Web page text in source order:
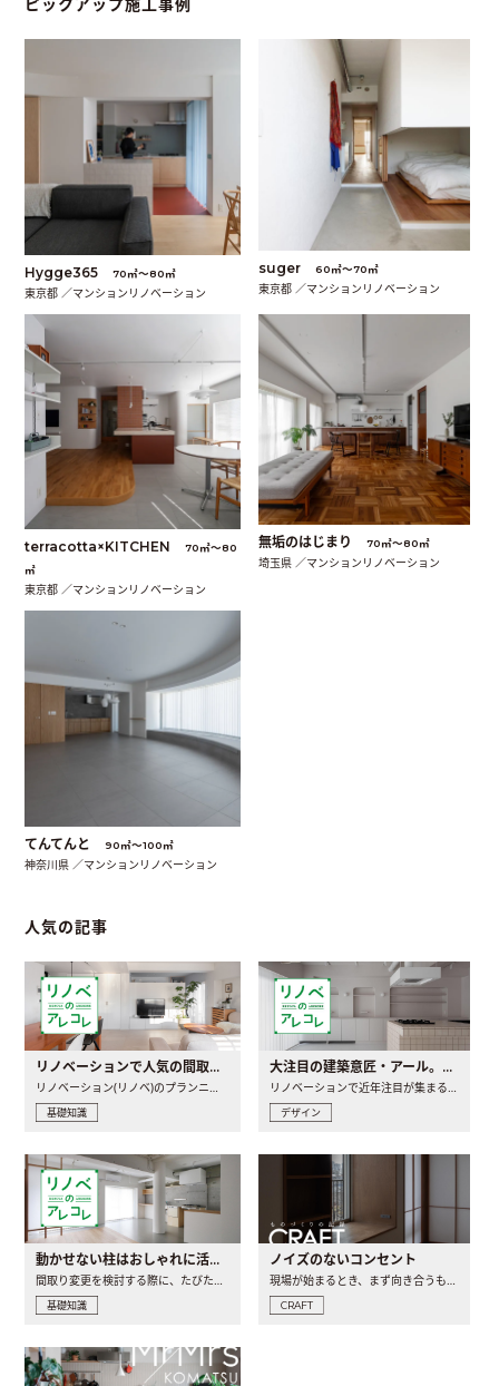
Hygge365 70㎡〜80㎡
東京都 ／マンションリノベーション
suger 60㎡〜70㎡
東京都 ／マンションリノベーション
terracotta×KITCHEN
70㎡〜80
㎡
東京都 ／マンションリノベーション
無垢のはじまり 70㎡〜80㎡
埼玉県 ／マンションリノベーション
てんてんと 90㎡〜100㎡
神奈川県 ／マンションリノベーション
人気の記事
リノベーションで人気の間取りとは？トレンドの間取りと実例を徹底解説
リノベーション(リノベ)のプランニングで一番最初に決めるのは..
基礎知識
大注目の建築意匠・アール。人気の理由と空間に取り入れるポイント
リノベーションで近年注目が集まる建築意匠の一つであるアール..
デザイン
動かせない柱はおしゃれに活用！柱を魅せるリノベーション(リノベ)4選
間取り変更を検討する際に、たびたび皆さんの頭を悩ませる動か..
基礎知識
ノイズのないコンセント
現場が始まるとき、まず向き合うものの一つがコンセントです..
CRAFT